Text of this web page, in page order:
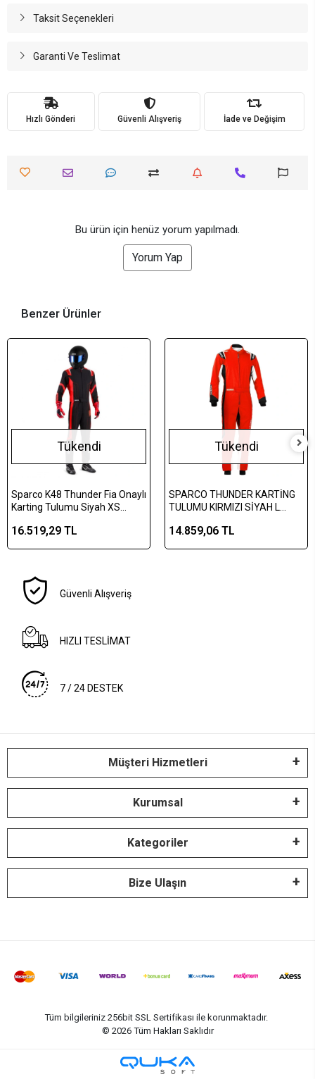
Taksit Seçenekleri
Garanti Ve Teslimat
Hızlı Gönderi Güvenli Alışveriş İade ve Değişim
Bu ürün için henüz yorum yapılmadı.
Yorum Yap
Benzer Ürünler
Tükendi
Sparco K48 Thunder Fia Onaylı
Karting Tulumu Siyah XS
16.519,29 TL
Tükendi
SPARCO THUNDER KARTİNG
TULUMU KIRMIZI SİYAH L
14.859,06 TL
Güvenli Alışveriş
HIZLI TESLİMAT
7 / 24 DESTEK
Müşteri Hizmetleri
Kurumsal
Kategoriler
Bize Ulaşın
Tüm bilgileriniz 256bit SSL Sertifikası ile korunmaktadır.
© 2026 Tüm Hakları Saklıdır